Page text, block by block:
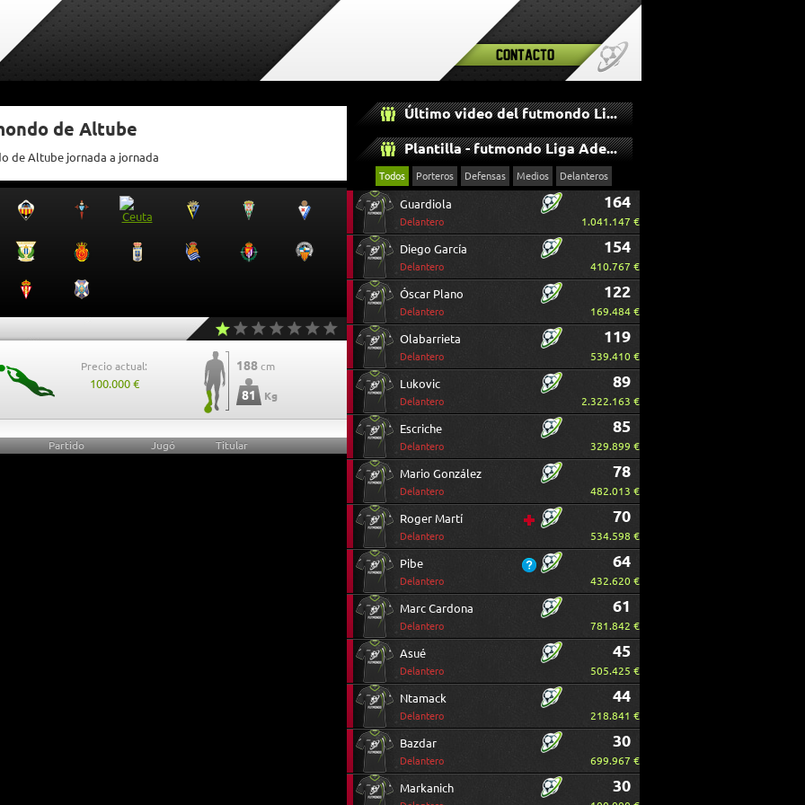
Contacto
de Altube
de Altube jornada a jornada
Precio actual:
100.000 €
188 cm
81 Kg
Partido Jugó Titular
Último video del futmondo Liga Adelante
Plantilla - futmondo Liga Adelante
Todos Porteros Defensas Medios Delanteros
Guardiola
Delantero
164
1.041.147 €
Diego García
Delantero
154
410.767 €
Óscar Plano
Delantero
122
169.484 €
Olabarrieta
Delantero
119
539.410 €
Lukovic
Delantero
89
2.322.163 €
Escriche
Delantero
85
329.899 €
Mario González
Delantero
78
482.013 €
Roger Martí
Delantero
70
534.598 €
Pibe
Delantero
64
432.620 €
Marc Cardona
Delantero
61
781.842 €
Asué
Delantero
45
505.425 €
Ntamack
Delantero
44
218.841 €
Bazdar
Delantero
30
699.967 €
Markanich 30